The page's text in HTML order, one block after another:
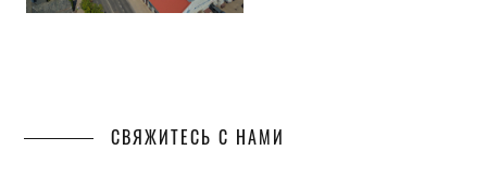
СВЯЖИТЕСЬ С НАМИ